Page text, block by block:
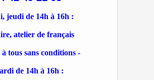
jeudi de 14h à 16h :
atelier de français
tous sans conditions -
de 14h à 16h :